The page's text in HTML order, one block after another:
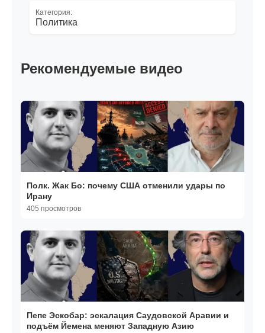
Категория:
Политика
Рекомендуемые видео
Полк. Жак Бо: почему США отменили удары по
Ирану
405 просмотров
Пепе Эскобар: эскалация Саудовской Аравии и
подъём Йемена меняют Западную Азию